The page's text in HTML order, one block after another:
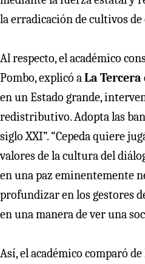
la erradicación de cultivos de
Al respecto, el académico
Pombo, explicó aLa Tercera
en un Estado grande,
redistributivo. Adopta las
siglo XXI”. “Cepeda quiere
valores de la cultura del
en una paz eminentemente
profundizar en los gestores
en una manera de ver una
Así, el académico comparó